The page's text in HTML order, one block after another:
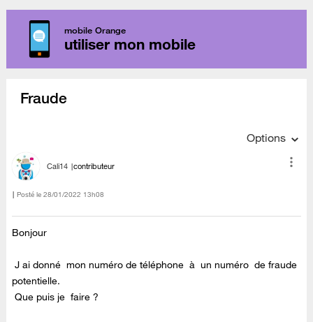
mobile Orange
utiliser mon mobile
Fraude
Options
Cali14 contributeur
Posté le ‎28/01/2022 13h08
Bonjour
J ai donné mon numéro de téléphone à un numéro de fraude
potentielle.
Que puis je faire ?